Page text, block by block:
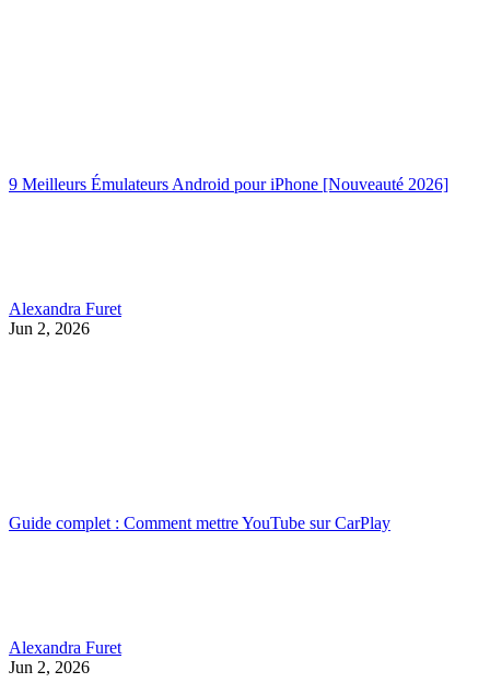
9 Meilleurs Émulateurs Android pour iPhone [Nouveauté 2026]
Alexandra Furet
Jun 2, 2026
Guide complet : Comment mettre YouTube sur CarPlay
Alexandra Furet
Jun 2, 2026